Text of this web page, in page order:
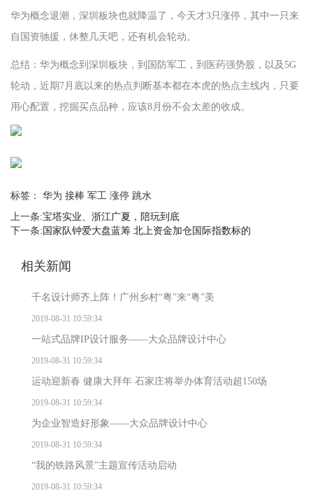
华为概念退潮，深圳板块也就降温了，今天才3只涨停，其中一只来
自国资驰援，休整几天吧，还有机会轮动。
总结：华为概念到深圳板块，到国防军工，到医药强势股，以及5G
轮动，近期7月底以来的热点判断基本都在本虎的热点主线内，只要
用心配置，挖掘买点品种，应该8月份不会太差的收成。
标签： 华为 接棒 军工 涨停 跳水
上一条:宝塔实业、浙江广夏，陪玩到底
下一条: 国家队钟爱大盘蓝筹 北上资金加仓国际指数标的
相关新闻
千名设计师齐上阵！广州乡村“粤”来“粤”美
2019-08-31 10:59:34
一站式品牌IP设计服务——大众品牌设计中心
2019-08-31 10:59:34
运动迎新春 健康大拜年 石家庄将举办体育活动超150场
2019-08-31 10:59:34
为企业智造好形象——大众品牌设计中心
2019-08-31 10:59:34
“我的铁路风景”主题宣传活动启动
2019-08-31 10:59:34